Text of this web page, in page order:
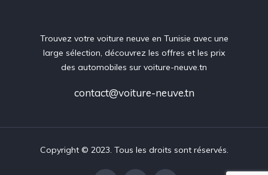
Trouvez votre voiture neuve en Tunisie avec une
large sélection, découvrez les offres et les prix
des automobiles sur voiture-neuve.tn
contact@voiture-neuve.tn
Copyright © 2023. Tous les droits sont réservés.